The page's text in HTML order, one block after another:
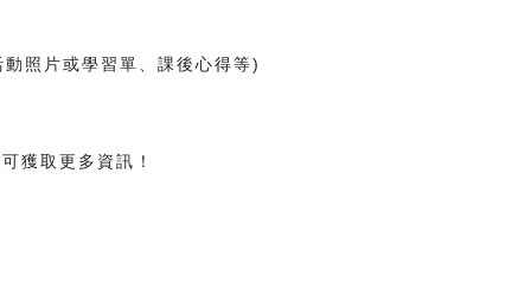
照片或學習單、課後心得等)
可獲取更多資訊！